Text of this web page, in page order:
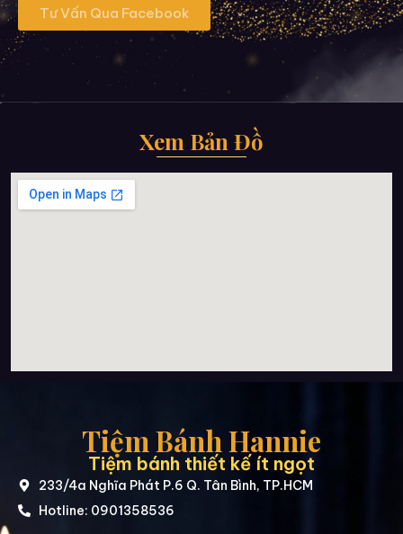
Tư Vấn Qua Facebook
Xem Bản Đồ
Tiệm Bánh Hannie
Tiệm bánh thiết kế ít ngọt
233/4a Nghĩa Phát P.6 Q. Tân Bình, TP.HCM
Hotline: 0901358536